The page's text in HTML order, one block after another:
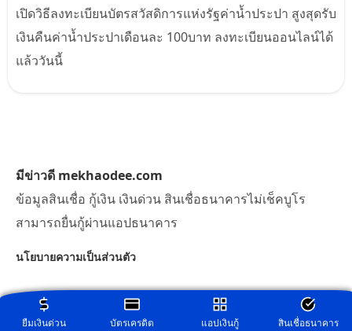
ยืมเงินด่วน บัตรเครดิต แอปเงินกู้ สินเชื่อธนาคาร
เปิดวิธีลงทะเบียนบัตรสวัสดิการแห่งรัฐค่าน้ำประปา สูงสุดรับ
เงินคืนค่าน้ำประปาเดือนละ 100บาท ลงทะเบียนออนไลน์ได้
แล้ววันนี้
มีข่าวดี mekhaodee.com
ข้อมูลสินเชื่อ กู้เงิน เงินด่วน สินเชื่อธนาคารไม่เช็คบูโร
สามารถยื่นกู้ผ่านแอปธนาคาร
นโยบายความเป็นส่วนตัว